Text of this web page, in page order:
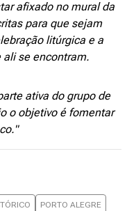
afixado no mural da
para que sejam
litúrgica e a
se encontram.
ativa do grupo de
o objetivo é fomentar
PORTO ALEGRE